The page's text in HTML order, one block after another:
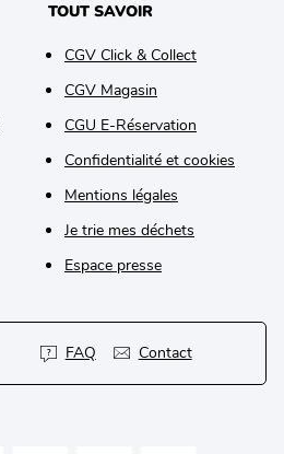
TOUT SAVOIR
CGV Click & Collect
CGV Magasin
CGU E-Réservation
Confidentialité et cookies
Mentions légales
Je trie mes déchets
Espace presse
FAQ Contact